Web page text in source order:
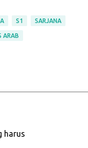
S1 SARJANA
ARAB
harus